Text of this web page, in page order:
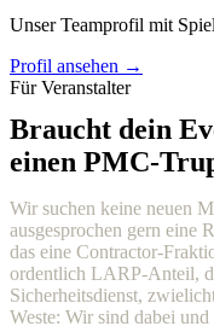
Unser Teamprofil mit
Profil ansehen →
Für Veranstalter
Braucht dein
einen PMC-
Wir suchen keine neuen
ausgesprochen gern eine
das eine Contractor-
ordentlich LARP-Anteil,
Sicherheitsdienst,
Weste: Wir sind dabei